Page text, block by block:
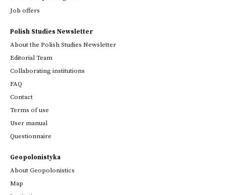
Job offers
Polish Studies Newsletter
About the Polish Studies Newsletter
Editorial Team
Collaborating institutions
FAQ
Contact
Terms of use
User manual
Questionnaire
Geopolonistyka
About Geopolonistics
Map